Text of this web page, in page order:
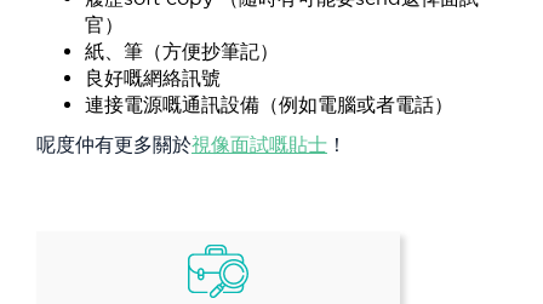
官）
紙、筆（方便抄筆記）
良好嘅網絡訊號
連接電源嘅通訊設備（例如電腦或者電話）
呢度仲有更多關於視像面試嘅貼士 ！